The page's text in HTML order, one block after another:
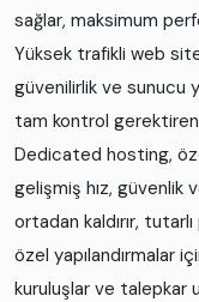
sağlar, maksimum
Yüksek trafikli web
güvenilirlik ve sunucu
tam kontrol
Dedicated hosting,
gelişmiş hız, güvenlik
ortadan kaldırır,
özel yapılandırmalar
kuruluşlar ve talepkar